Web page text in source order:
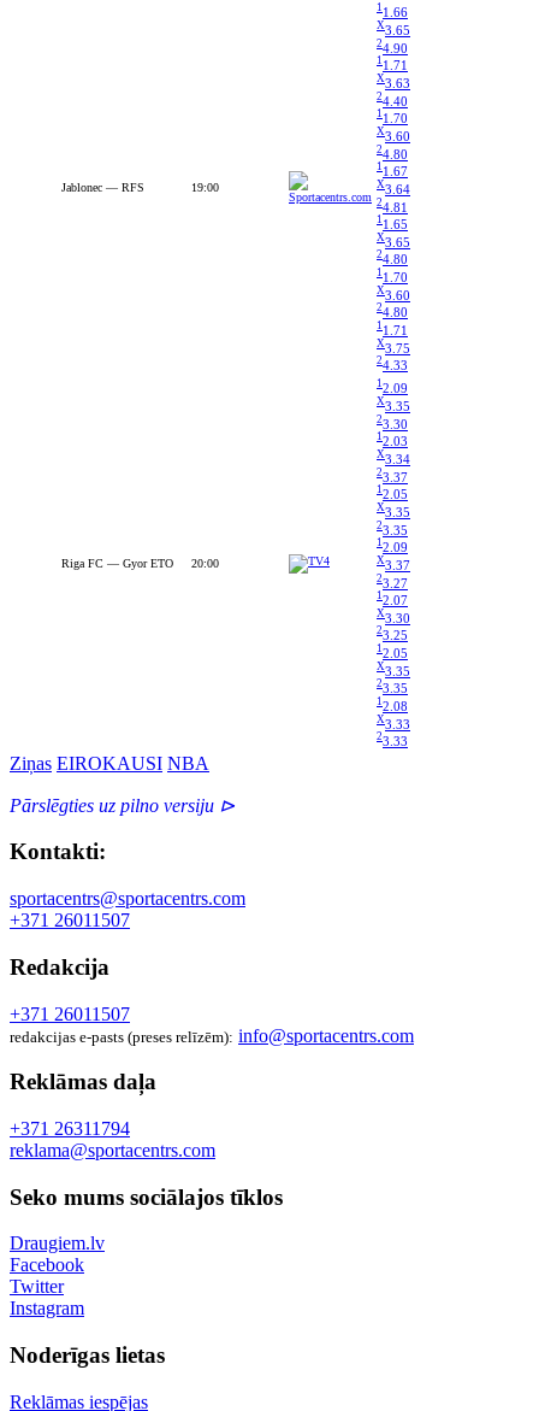
Jablonec — RFS 19:00
1 1.66
X3.65
24.90
1 1.71
X3.63
24.40
1 1.70
X3.60
24.80
1 1.67
X3.64
24.81
1 1.65
X3.65
24.80
1 1.70
X3.60
24.80
1 1.71
X3.75
24.33
Riga FC — Gyor ETO 20:00
12.09
X3.35
23.30
12.03
X3.34
23.37
12.05
X3.35
23.35
12.09
X3.37
23.27
12.07
X3.30
23.25
12.05
X3.35
23.35
12.08
X3.33
23.33
Ziņas EIROKAUSI NBA
Pārslēgties uz pilno versiju ⊳
Kontakti:
sportacentrs@sportacentrs.com
+371 26011507
Redakcija
+371 26011507
redakcijas e-pasts (preses relīzēm): info@sportacentrs.com
Reklāmas daļa
+371 26311794
reklama@sportacentrs.com
Seko mums sociālajos tīklos
Draugiem.lv
Facebook
Twitter
Instagram
Noderīgas lietas
Reklāmas iespējas